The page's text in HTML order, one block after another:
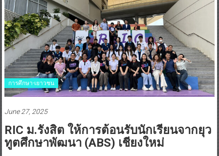
การศึกษา-เยาวชน
June 27, 2025
RIC ม.รังสิต ให้การต้อนรับนักเรียนจากยุว
ทูตศึกษาพัฒนา (ABS) เชียงใหม่